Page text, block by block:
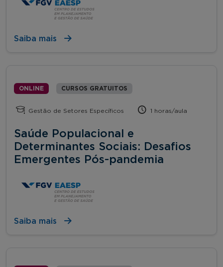
Saiba mais
ONLINE CURSOS GRATUITOS
Gestão de Setores Específicos 1 horas/aula
Saúde Populacional e
Determinantes Sociais: Desafios
Emergentes Pós-pandemia
Saiba mais